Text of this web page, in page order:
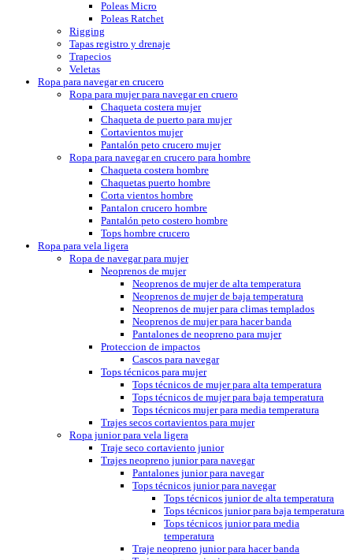
Poleas Micro
Poleas Ratchet
Rigging
Tapas registro y drenaje
Trapecios
Veletas
Ropa para navegar en crucero
Ropa para mujer para navegar en cruero
Chaqueta costera mujer
Chaqueta de puerto para mujer
Cortavientos mujer
Pantalón peto crucero mujer
Ropa para navegar en crucero para hombre
Chaqueta costera hombre
Chaquetas puerto hombre
Corta vientos hombre
Pantalon crucero hombre
Pantalón peto costero hombre
Tops hombre crucero
Ropa para vela ligera
Ropa de navegar para mujer
Neoprenos de mujer
Neoprenos de mujer de alta temperatura
Neoprenos de mujer de baja temperatura
Neoprenos de mujer para climas templados
Neoprenos de mujer para hacer banda
Pantalones de neopreno para mujer
Proteccion de impactos
Cascos para navegar
Tops técnicos para mujer
Tops técnicos de mujer para alta temperatura
Tops técnicos de mujer para baja temperatura
Tops técnicos mujer para media temperatura
Trajes secos cortavientos para mujer
Ropa junior para vela ligera
Traje seco cortaviento junior
Trajes neopreno junior para navegar
Pantalones junior para navegar
Tops técnicos junior para navegar
Tops técnicos junior de alta temperatura
Tops técnicos junior para baja temperatura
Tops técnicos junior para media
temperatura
Traje neopreno junior para hacer banda